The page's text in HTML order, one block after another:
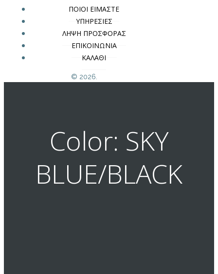
ΠΟΙΟΙ ΕΙΜΑΣΤΕ
ΥΠΗΡΕΣΙΕΣ
ΛΗΨΗ ΠΡΟΣΦΟΡΑΣ
ΕΠΙΚΟΙΝΩΝΙΑ
ΚΑΛΑΘΙ
© 2026.
Color: SKY
BLUE/BLACK